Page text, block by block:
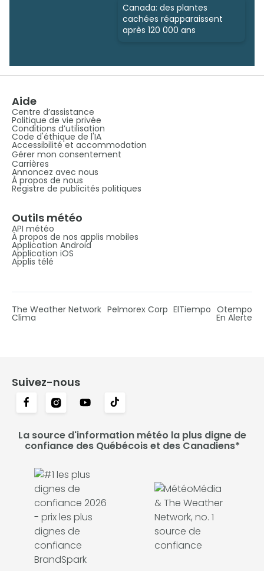
Canada: des plantes
cachées réapparaissent
après 120 000 ans
Aide
Centre d’assistance
Politique de vie privée
Conditions d’utilisation
Code d'éthique de l'IA
Accessibilité et accommodation
Gérer mon consentement
Carrières
Annoncez avec nous
À propos de nous
Registre de publicités politiques
Outils météo
API météo
À propos de nos applis mobiles
Application Android
Application iOS
Applis télé
The Weather Network Pelmorex Corp ElTiempo Otempo
Clima En Alerte
Suivez-nous
La source d'information météo la plus digne de
confiance des Québécois et des Canadiens*